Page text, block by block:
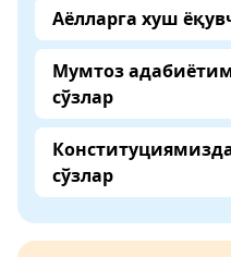
Аёлларга хуш
Мумтоз
сўзлар
сўзлар